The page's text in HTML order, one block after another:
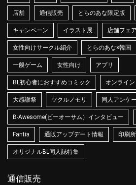
店舗 通信販売 とらのあな限定版
キャンペーン イラスト展 店舗フェ
女性向けサークル紹介 とらのあな×韓国
一般ゲーム 女性向け アプリ
BL初心者におすすめコミック オンライ
大感謝祭 ツクルノモリ 同人アンケ
B-Awesome(ビーオーサム）インタビュー
Fantia 通販アップデート情報 印刷
オリジナルBL同人誌特集
通信販売